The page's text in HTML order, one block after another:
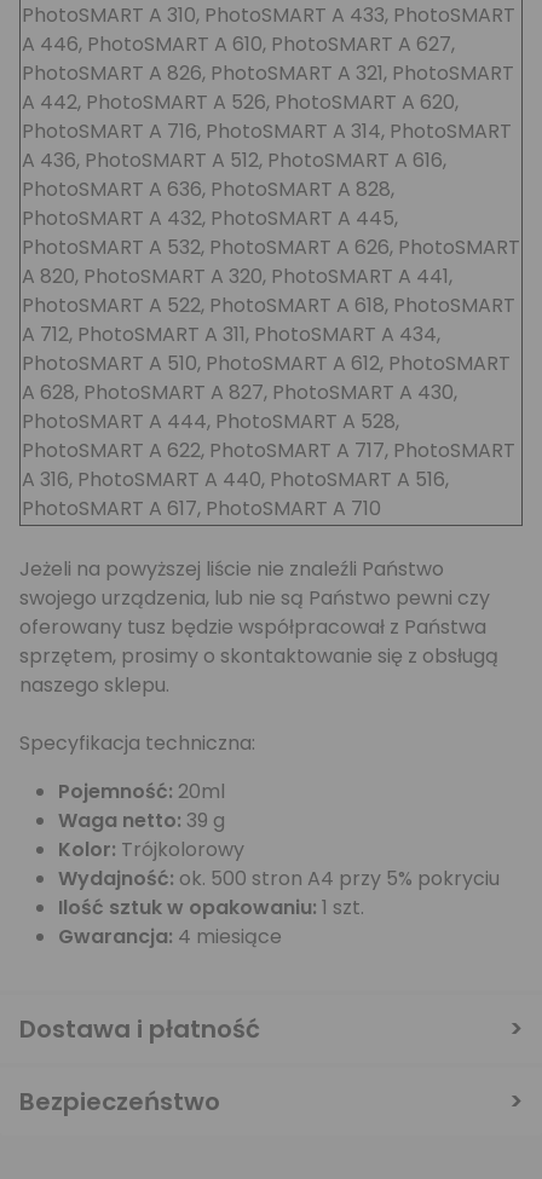
PhotoSMART A 310, PhotoSMART A 433, PhotoSMART
A 446, PhotoSMART A 610, PhotoSMART A 627,
PhotoSMART A 826, PhotoSMART A 321, PhotoSMART
A 442, PhotoSMART A 526, PhotoSMART A 620,
PhotoSMART A 716, PhotoSMART A 314, PhotoSMART
A 436, PhotoSMART A 512, PhotoSMART A 616,
PhotoSMART A 636, PhotoSMART A 828,
PhotoSMART A 432, PhotoSMART A 445,
PhotoSMART A 532, PhotoSMART A 626, PhotoSMART
A 820, PhotoSMART A 320, PhotoSMART A 441,
PhotoSMART A 522, PhotoSMART A 618, PhotoSMART
A 712, PhotoSMART A 311, PhotoSMART A 434,
PhotoSMART A 510, PhotoSMART A 612, PhotoSMART
A 628, PhotoSMART A 827, PhotoSMART A 430,
PhotoSMART A 444, PhotoSMART A 528,
PhotoSMART A 622, PhotoSMART A 717, PhotoSMART
A 316, PhotoSMART A 440, PhotoSMART A 516,
PhotoSMART A 617, PhotoSMART A 710
Jeżeli na powyższej liście nie znaleźli Państwo
swojego urządzenia, lub nie są Państwo pewni czy
oferowany tusz będzie współpracował z Państwa
sprzętem, prosimy o skontaktowanie się z obsługą
naszego sklepu.
Specyfikacja techniczna:
Pojemność: 20ml
Waga netto: 39 g
Kolor: Trójkolorowy
Wydajność: ok. 500 stron A4 przy 5% pokryciu
Ilość sztuk w opakowaniu: 1 szt.
Gwarancja: 4 miesiące
Dostawa i płatność
Bezpieczeństwo